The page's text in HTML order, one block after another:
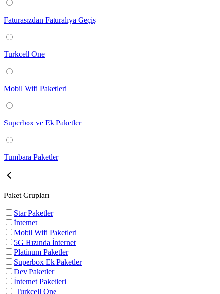
Faturasızdan Faturalıya Geçiş
Turkcell One
Mobil Wifi Paketleri
Superbox ve Ek Paketler
Tumbara Paketler
Paket Grupları
Star Paketler
İnternet
Mobil Wifi Paketleri
5G Hızında İnternet
Platinum Paketler
Superbox Ek Paketler
Dev Paketler
İnternet Paketleri
Turkcell One